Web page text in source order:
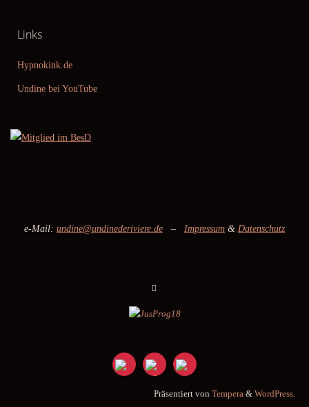
Links
Hypnokink.de
Undine bei YouTube
e-Mail: undine@undinederiviere.de – Impressum & Datenschutz
Präsentiert von Tempera & WordPress.